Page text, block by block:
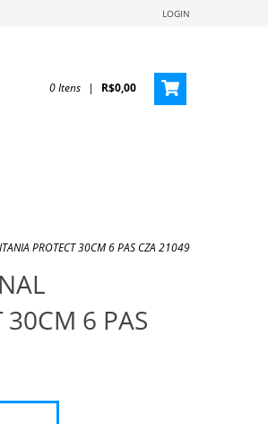
LOGIN
0 Itens | R$0,00
PROTECT 30CM 6 PAS CZA 21049
30CM 6 PAS